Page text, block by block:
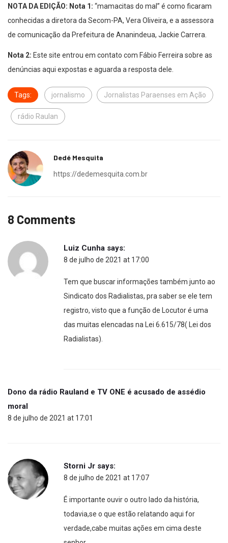
NOTA DA EDIÇÃO: Nota 1: “mamacitas do mal” é como ficaram
conhecidas a diretora da Secom-PA, Vera Oliveira, e a assessora
de comunicação da Prefeitura de Ananindeua, Jackie Carrera.
Nota 2: Este site entrou em contato com Fábio Ferreira sobre as
denúncias aqui expostas e aguarda a resposta dele.
Tags: jornalismo Jornalistas Paraenses em Ação
rádio Raulan
Dedé Mesquita
https://dedemesquita.com.br
8 Comments
Luiz Cunha says:
8 de julho de 2021 at 17:00
Tem que buscar informações também junto ao
Sindicato dos Radialistas, pra saber se ele tem
registro, visto que a função de Locutor é uma
das muitas elencadas na Lei 6.615/78( Lei dos
Radialistas).
Dono da rádio Rauland e TV ONE é acusado de assédio
moral
8 de julho de 2021 at 17:01
Storni Jr says:
8 de julho de 2021 at 17:07
É importante ouvir o outro lado da história,
todavia,se o que estão relatando aqui for
verdade,cabe muitas ações em cima deste